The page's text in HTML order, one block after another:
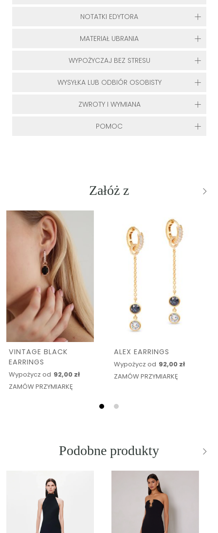
NOTATKI EDYTORA
MATERIAŁ UBRANIA
WYPOŻYCZAJ BEZ STRESU
WYSYŁKA LUB ODBIÓR OSOBISTY
ZWROTY I WYMIANA
POMOC
Załóż z
VINTAGE BLACK
EARRINGS
Wypożycz od 92,00 zł
ZAMÓW PRZYMIARKĘ
ALEX EARRINGS
Wypożycz od 92,00 zł
ZAMÓW PRZYMIARKĘ
Podobne produkty